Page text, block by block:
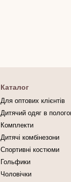
Каталог
Для оптових клієнтів
Дитячий одяг в
Комплекти
Дитячі комбінезони
Спортивні костюми
Гольфики
Чоловічки